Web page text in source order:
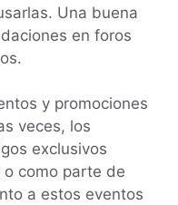
Una buena
en foros
y promociones
veces, los
exclusivos
como parte de
a estos eventos